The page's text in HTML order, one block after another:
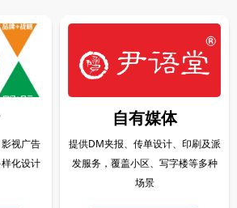
自有媒体
提供DM夹报、传单设计、印刷及派
发服务，覆盖小区、写字楼等多种
场景
视广告
化设计